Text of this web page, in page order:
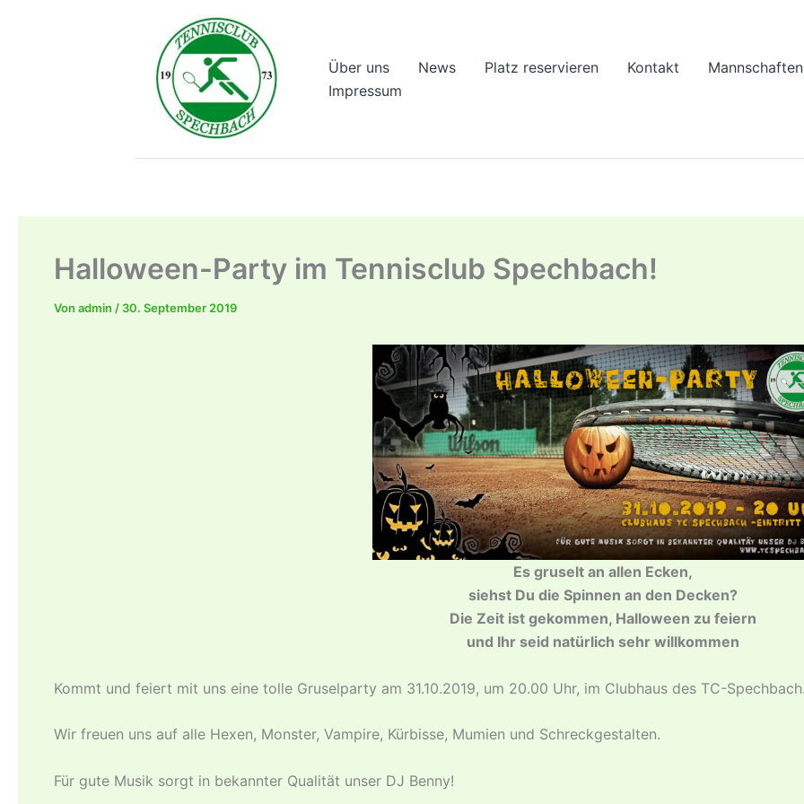
Über uns News Platz reservieren Kontakt
Mannschaften
Impressum
Halloween-Party im Tennisclub Spechbach!
Von admin / 30. September 2019
Es gruselt an allen Ecken,
siehst Du die Spinnen an den Decken?
Die Zeit ist gekommen, Halloween zu feiern
und Ihr seid natürlich sehr willkommen
Kommt und feiert mit uns eine tolle Gruselparty am 31.10.2019, um 20.00 Uhr, im Clubhaus des TC-
Wir freuen uns auf alle Hexen, Monster, Vampire, Kürbisse, Mumien und Schreckgestalten.
Für gute Musik sorgt in bekannter Qualität unser DJ Benny!